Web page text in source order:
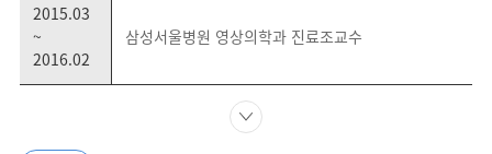
2015.03
~
2016.02
삼성서울병원 영상의학과 진료조교수